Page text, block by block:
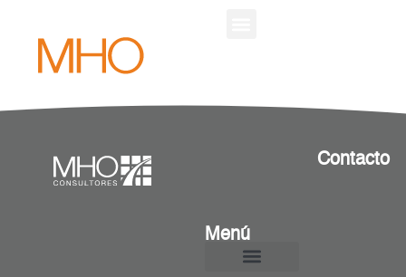
Menú
Contacto